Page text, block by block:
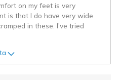
on my feet is very
is that I do have very wide
in these. I've tried